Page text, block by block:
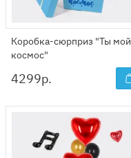
Коробка-сюрприз "Ты мой
космос"
4299р.